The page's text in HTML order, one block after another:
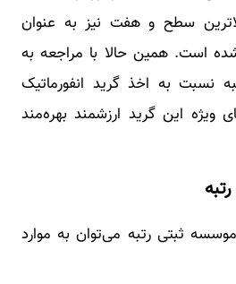
سطح و هفت نیز به عنوان
است. همین حالا با مراجعه به
نسبت به اخذ گرید انفورماتیک
ویژه این گرید ارزشمند بهره‌مند
ثبتی رتبه می‌توان به موارد